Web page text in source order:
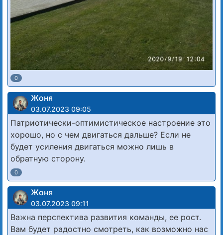
0
Жоня
03.07.2023 09:05
Патриотически-оптимистическое настроение это
хорошо, но с чем двигаться дальше? Если не
будет усиления двигаться можно лишь в
обратную сторону.
0
Жоня
03.07.2023 09:11
Важна перспектива развития команды, ее рост.
Вам будет радостно смотреть, как возможно нас